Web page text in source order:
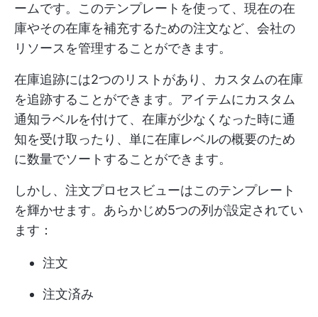
ームです。このテンプレートを使って、現在の在
庫やその在庫を補充するための注文など、会社の
リソースを管理することができます。
在庫追跡には2つのリストがあり、カスタムの在庫
を追跡することができます。アイテムにカスタム
通知ラベルを付けて、在庫が少なくなった時に通
知を受け取ったり、単に在庫レベルの概要のため
に数量でソートすることができます。
しかし、注文プロセスビューはこのテンプレート
を輝かせます。あらかじめ5つの列が設定されてい
ます：
注文
注文済み